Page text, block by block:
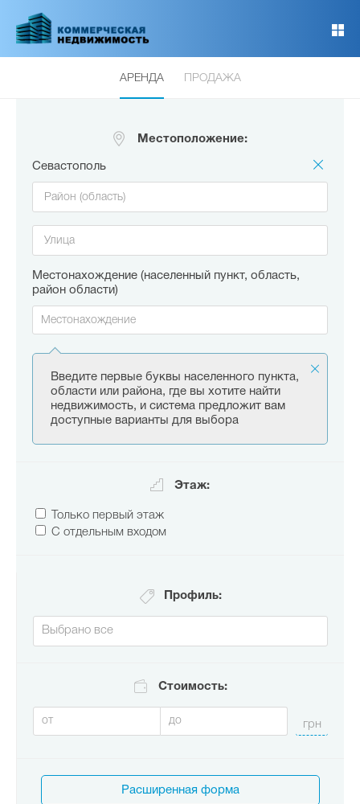
основному
АРЕНДА ПРОДАЖА
Местоположение:
Севастополь
Местонахождение (населенный пункт, область,
район области)
Введите первые буквы населенного пункта,
области или района, где вы хотите найти
недвижимость, и система предложит вам
доступные варианты для выбора
Этаж:
Только первый этаж
С отдельным входом
Профиль:
Стоимость:
Расширенная форма